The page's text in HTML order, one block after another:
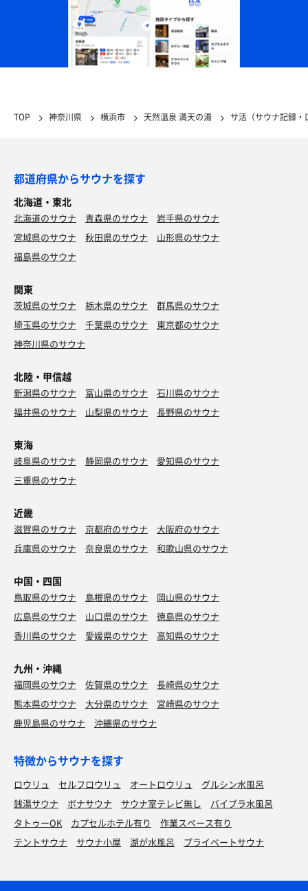
TOP 神奈川県 横浜市 天然温泉 満天の湯 サ活（サウナ記録・
都道府県からサウナを探す
北海道・東北
北海道のサウナ 青森県のサウナ
岩手県のサウナ
宮城県のサウナ
秋田県のサウナ
山形県のサウナ
福島県のサウナ
関東
茨城県のサウナ 栃木県のサウナ
群馬県のサウナ
埼玉県のサウナ
千葉県のサウナ
東京都のサウナ
神奈川県のサウナ
北陸・甲信越
新潟県のサウナ 富山県のサウナ
石川県のサウナ
福井県のサウナ
山梨県のサウナ 長野県のサウナ
東海
岐阜県のサウナ 静岡県のサウナ
愛知県のサウナ
三重県のサウナ
近畿
滋賀県のサウナ 京都府のサウナ
大阪府のサウナ
兵庫県のサウナ
奈良県のサウナ 和歌山県のサウナ
中国・四国
鳥取県のサウナ 島根県のサウナ
岡山県のサウナ
広島県のサウナ
山口県のサウナ
徳島県のサウナ
香川県のサウナ
愛媛県のサウナ 高知県のサウナ
九州・沖縄
福岡県のサウナ 佐賀県のサウナ
長崎県のサウナ
熊本県のサウナ
大分県のサウナ
宮崎県のサウナ
鹿児島県のサウナ
沖縄県のサウナ
特徴からサウナを探す
ロウリュ セルフロウリュ オートロウリュ
グルシン水風呂
銭湯サウナ
ボナサウナ サウナ室テレビ無し
バイブラ水風呂
タトゥーOK
カプセルホテル有り
作業スペース有り
テントサウナ
サウナ小屋 湖が水風呂 プライベートサウナ